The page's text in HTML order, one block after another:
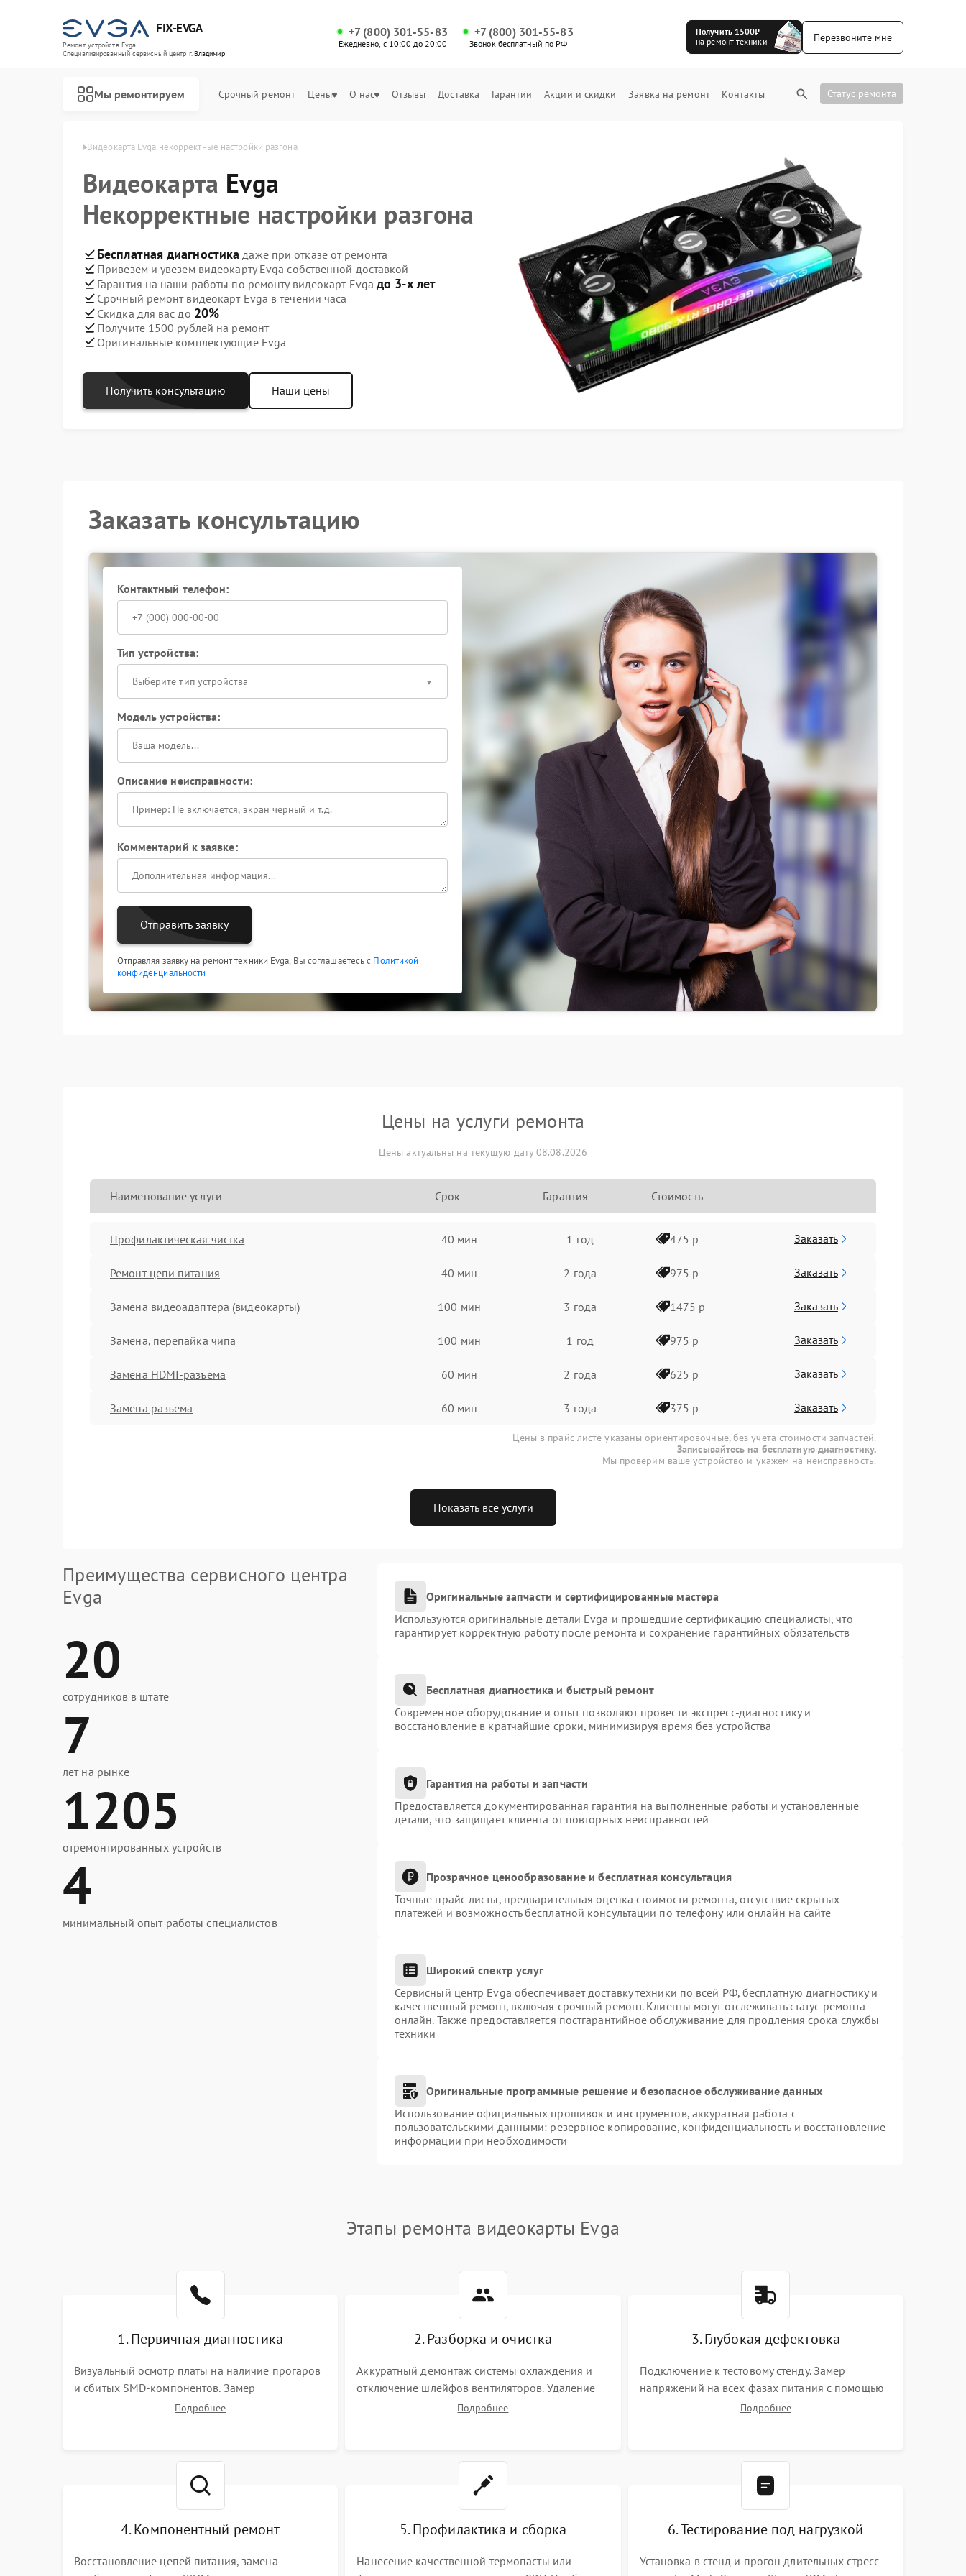
FIX-EVGA
Ремонт устройств Evga
Специализированный cервисный центр г.Владимир
+7 (800) 301-55-83
Ежедневно, с 10:00 до 20:00
+7 (800) 301-55-83
Звонок бесплатный по РФ
Получить 1500₽
на ремонт техники
Перезвоните мне
Мы ремонтируем Срочный ремонт Цены О нас Отзывы Доставка Гарантии Акции и скидки Заявка на ремонт Контакты Статус ремонта
Evga в Владимире Видеокарта Evga некорректные настройки разгона
Видеокарта Evga
Некорректные настройки разгона
Бесплатная диагностика даже при отказе от ремонта
Привезем и увезем видеокарту Evga собственной доставкой
Гарантия на наши работы по ремонту видеокарт Evga до 3-х лет
Срочный ремонт видеокарт Evga в течении часа
Скидка для вас до 20%
Получите 1500 рублей на ремонт
Оригинальные комплектующие Evga
Получить консультацию Наши цены
Заказать консультацию
Контактный телефон:
Тип устройства:
Выберите тип устройства
Модель устройства:
Описание неисправности:
Комментарий к заявке:
Отправить заявку
Отправляя заявку на ремонт техники Evga, Вы соглашаетесь с Политикой
конфиденциальности
Цены на услуги ремонта
Цены актуальны на текущую дату 08.08.2026
Наименование услуги Срок Гарантия Стоимость
Профилактическая чистка 40 мин 1 год 475 р Заказать
Ремонт цепи питания 40 мин 2 года 975 р Заказать
Замена видеоадаптера (видеокарты) 100 мин 3 года 1475 р Заказать
Замена, перепайка чипа 100 мин 1 год 975 р Заказать
Замена HDMI-разъема 60 мин 2 года 625 р Заказать
Замена разъема 60 мин 3 года 375 р Заказать
Цены в прайс-листе указаны ориентировочные, без учета стоимости запчастей.
Записывайтесь на бесплатную диагностику.
Мы проверим ваше устройство и укажем на неисправность.
Показать все услуги
Преимущества сервисного центра
Evga
20
сотрудников в штате
7
лет на рынке
1205
отремонтированных устройств
4
минимальный опыт работы специалистов
Оригинальные запчасти и сертифицированные мастера
Используются оригинальные детали Evga и прошедшие сертификацию специалисты, что
гарантирует корректную работу после ремонта и сохранение гарантийных обязательств
Бесплатная диагностика и быстрый ремонт
Современное оборудование и опыт позволяют провести экспресс-диагностику и
восстановление в кратчайшие сроки, минимизируя время без устройства
Гарантия на работы и запчасти
Предоставляется документированная гарантия на выполненные работы и установленные
детали, что защищает клиента от повторных неисправностей
Прозрачное ценообразование и бесплатная консультация
Точные прайс-листы, предварительная оценка стоимости ремонта, отсутствие скрытых
платежей и возможность бесплатной консультации по телефону или онлайн на сайте
Широкий спектр услуг
Сервисный центр Evga обеспечивает доставку техники по всей РФ, бесплатную диагностику и
качественный ремонт, включая срочный ремонт. Клиенты могут отслеживать статус ремонта
онлайн. Также предоставляется постгарантийное обслуживание для продления срока службы
техники
Оригинальные программные решение и безопасное обслуживание данных
Использование официальных прошивок и инструментов, аккуратная работа с
пользовательскими данными: резервное копирование, конфиденциальность и восстановление
информации при необходимости
Этапы ремонта видеокарты Evga
1. Первичная диагностика
Визуальный осмотр платы на наличие прогаров
и сбитых SMD-компонентов. Замер
сопротивлений на линиях питания PCI-E и
Подробнее
2. Разборка и очистка
Аккуратный демонтаж системы охлаждения и
отключение шлейфов вентиляторов. Удаление
старой термопасты с кристалла графического
Подробнее
3. Глубокая дефектовка
Подключение к тестовому стенду. Замер
напряжений на всех фазах питания с помощью
осциллографа. Проверка инициализации.
Подробнее
4. Компонентный ремонт
Восстановление цепей питания, замена
5. Профилактика и сборка
Нанесение качественной термопасты или
6. Тестирование под нагрузкой
Установка в стенд и прогон длительных стресс-